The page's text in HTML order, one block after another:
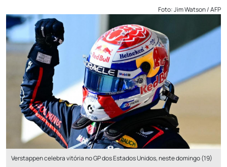
Foto: Jim Watson / AFP
Verstappen celebra vitória no GP dos Estados Unidos, neste domingo (19)